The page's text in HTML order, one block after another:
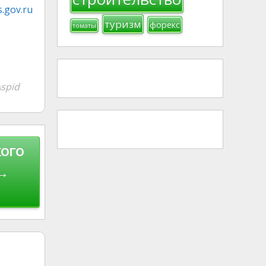
томаты туризм форекс